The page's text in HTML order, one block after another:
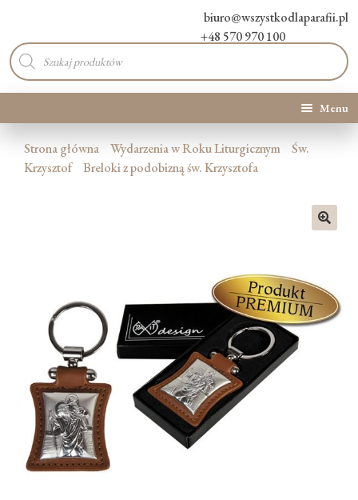
biuro@wszystkodlaparafii.pl
+48 570 970 100
Wyszukiwarka
produktów
Menu
Kategorie produktów
Kontakt
Blog
Moje konto
Koszyk
Strona główna Wydarzenia w Roku Liturgicznym
Św.
Krzysztof
Breloki z podobizną św. Krzysztofa